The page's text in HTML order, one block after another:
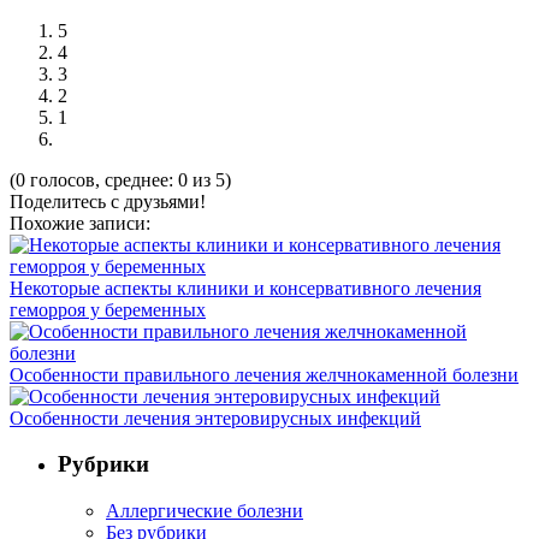
5
4
3
2
1
(0 голосов, среднее: 0 из 5)
Поделитесь с друзьями!
Похожие записи:
Некоторые аспекты клиники и консервативного лечения
геморроя у беременных
Особенности правильного лечения желчнокаменной болезни
Особенности лечения энтеровирусных инфекций
Рубрики
Аллергические болезни
Без рубрики